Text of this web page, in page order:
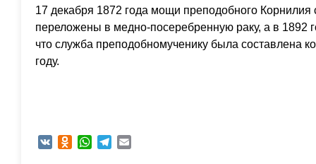
17 декабря 1872 года мощи преподобного
переложены в медно-посеребренную раку, а в 1892
что служба преподобномученику была составлена
году.
VK Odnoklassniki
WhatsAppTelegram